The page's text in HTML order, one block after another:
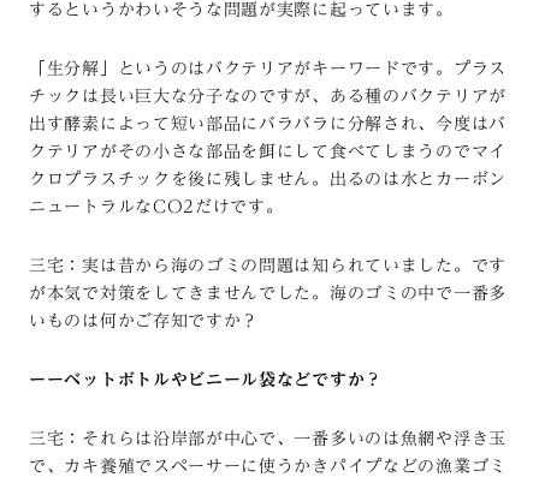
するというかわいそうな問題が実際に起っています。
「生分解」というのはバクテリアがキーワードです。プラス
チックは長い巨大な分子なのですが、ある種のバクテリアが
出す酵素によって短い部品にバラバラに分解され、今度はバ
クテリアがその小さな部品を餌にして食べてしまうのでマイ
クロプラスチックを後に残しません。出るのは水とカーボン
ニュートラルなCO2だけです。
三宅：実は昔から海のゴミの問題は知られていました。です
が本気で対策をしてきませんでした。海のゴミの中で一番多
いものは何かご存知ですか？
ーーベットボトルやビニール袋などですか？
三宅：それらは沿岸部が中心で、一番多いのは魚網や浮き玉
で、カキ養殖でスペーサーに使うかきパイプなどの漁業ゴミ